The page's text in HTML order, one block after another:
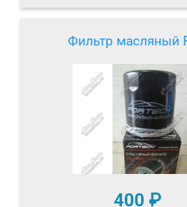
Фильтр масляный
400 ₽